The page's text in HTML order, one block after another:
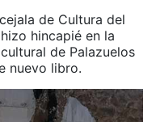
de Cultura del
hincapié en la
de Palazuelos
nuevo libro.